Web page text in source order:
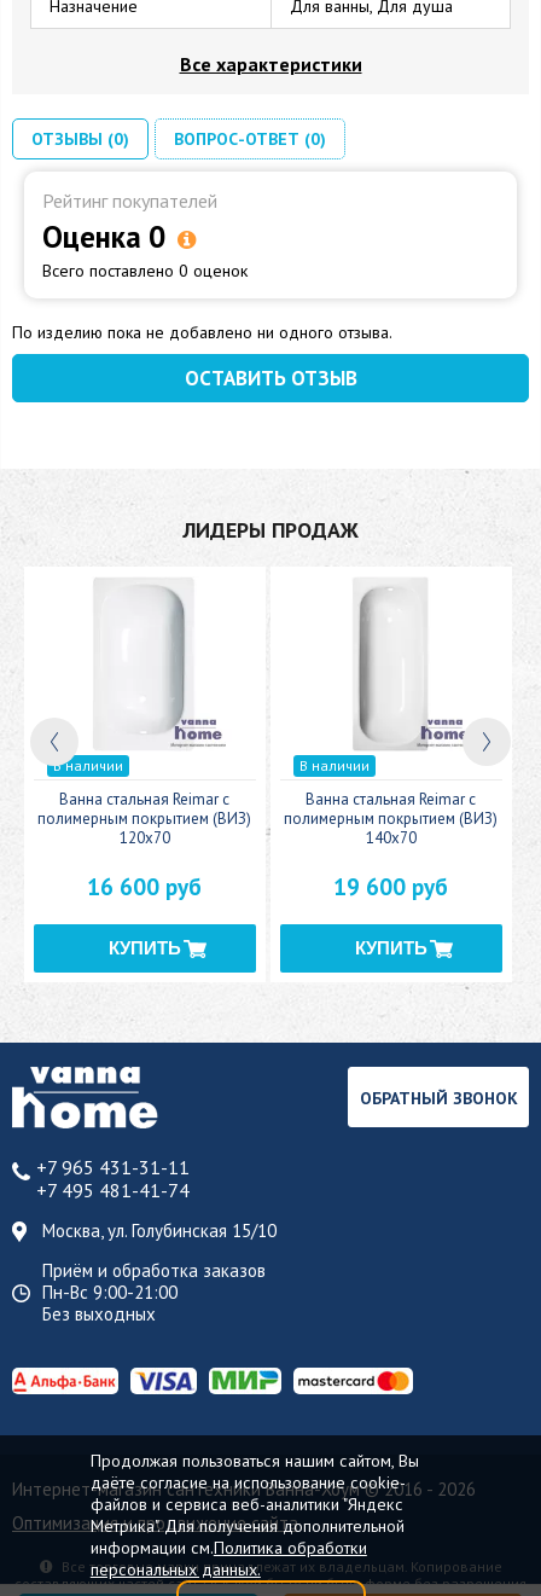
Назначение Для ванны, Для душа
Все характеристики
ОТЗЫВЫ (0) ВОПРОС-ОТВЕТ (0)
Рейтинг покупателей
Оценка 0
Всего поставлено 0 оценок
По изделию пока не добавлено ни одного отзыва.
ОСТАВИТЬ ОТЗЫВ
ЛИДЕРЫ ПРОДАЖ
В наличии
Ванна стальная Reimar с
полимерным покрытием (ВИЗ)
120x70
16 600 руб
В наличии
Ванна стальная Reimar с
полимерным покрытием (ВИЗ)
140x70
19 600 руб
+7 965 431-31-11
+7 495 481-41-74
Москва, ул. Голубинская 15/10
Приём и обработка заказов
Пн-Вс 9:00-21:00
Без выходных
ОБРАТНЫЙ ЗВОНОК
Интернет-магазин сантехники Ванна-Хоум© 2016 - 2026
Оптимизация и продвижение сайта
Все торговые марки принадлежат их владельцам. Копирование
составляющих частей сайта в какой бы то ни было форме без разрешения
Продолжая пользоваться нашим сайтом, Вы
даёте согласие на использование cookie-
файлов и сервиса веб-аналитики "Яндекс
Метрика". Для получения дополнительной
информации см.Политика обработки
персональных данных.